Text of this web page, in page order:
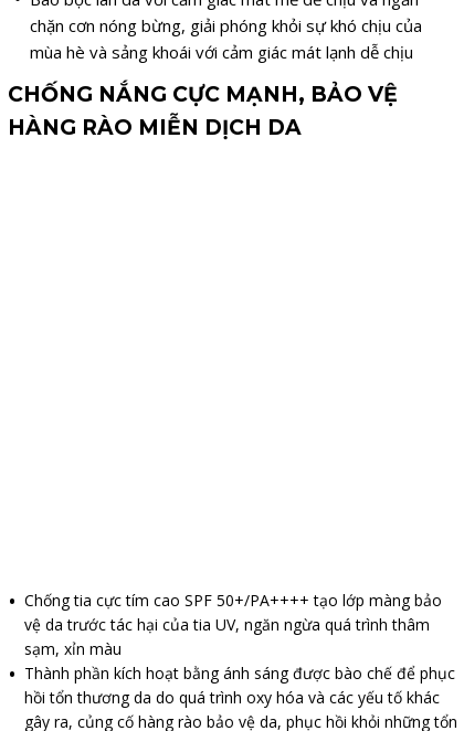
chặn cơn nóng bừng, giải phóng khỏi sự khó chịu của
mùa hè và sảng khoái với cảm giác mát lạnh dễ chịu
CHỐNG NẮNG CỰC MẠNH, BẢO VỆ
HÀNG RÀO MIỄN DỊCH DA
Chống tia cực tím cao SPF 50+/PA++++ tạo lớp màng bảo
vệ da trước tác hại của tia UV, ngăn ngừa quá trình thâm
sạm, xỉn màu
Thành phần kích hoạt bằng ánh sáng được bào chế để phục
hồi tổn thương da do quá trình oxy hóa và các yếu tố khác
gây ra, củng cố hàng rào bảo vệ da, phục hồi khỏi những tổn